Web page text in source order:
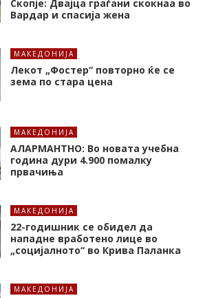
Скопје: Двајца граѓани скокнаа во
Вардар и спасија жена
МАКЕДОНИЈА
Лекот „Фостер“ повторно ќе се
зема по стара цена
МАКЕДОНИЈА
АЛАРМАНТНО: Во новата учебна
година дури 4.900 помалку
првачиња
МАКЕДОНИЈА
22-годишник се обидел да
нападне вработено лице во
„социјалното“ во Крива Паланка
МАКЕДОНИЈА